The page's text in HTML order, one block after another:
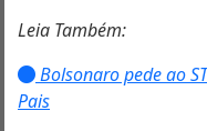
Leia Também:
Bolsonaro pede ao
Pais